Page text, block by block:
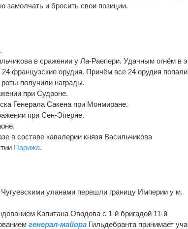
замолчать и бросить свои позиции.
в сражении у Ла-Раепери. Удачным огнём в
французские орудия. Причём все 24 орудия
получили награды.
при Судроне.
Генерала Сакена при Монмиране.
при Сен-Эперне.
в составе кавалерии князя Васильчикова
Парижа.
уланами перешли границу Империи у м.
Капитана Оводова с 1-й бригадой 11-й
генерал-майора Гильдебранта принимает